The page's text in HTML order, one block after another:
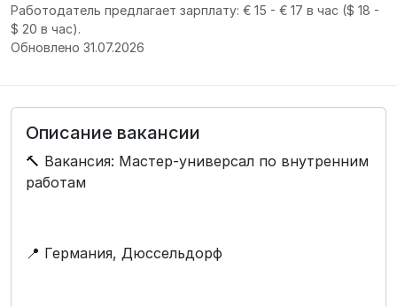
Работодатель предлагает зарплату: € 15 - € 17 в час ($ 18 -
$ 20 в час).
Обновлено 31.07.2026
Описание вакансии
🔨 Вакансия: Мастер-универсал по внутренним
работам
📍 Германия, Дюссельдорф